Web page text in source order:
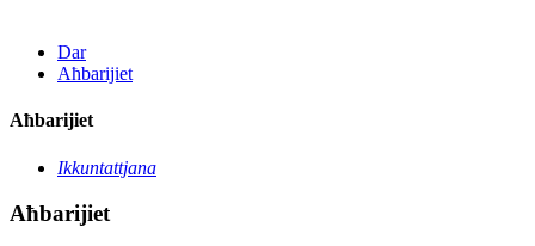
Dar
Aħbarijiet
Aħbarijiet
Ikkuntattjana
Aħbarijiet